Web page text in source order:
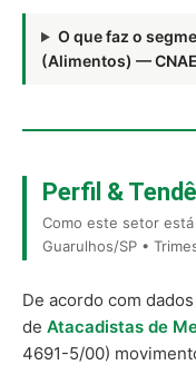
O que faz o
(Alimentos) —
Perfil &
Como este setor
Guarulhos/SP •
De acordo com
de Atacadistas de
4691-5/00)